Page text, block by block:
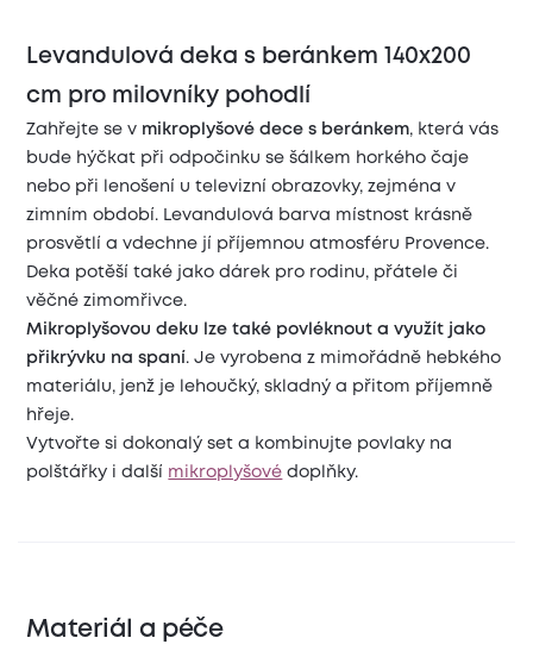
Levandulová deka s beránkem 140x200
cm pro milovníky pohodlí
Zahřejte se v mikroplyšové dece s beránkem, která vás
bude hýčkat při odpočinku se šálkem horkého čaje
nebo při lenošení u televizní obrazovky, zejména v
zimním období. Levandulová barva místnost krásně
prosvětlí a vdechne jí příjemnou atmosféru Provence.
Deka potěší také jako dárek pro rodinu, přátele či
věčné zimomřivce.
Mikroplyšovou deku lze také povléknout a využít jako
přikrývku na spaní. Je vyrobena z mimořádně hebkého
materiálu, jenž je lehoučký, skladný a přitom příjemně
hřeje.
Vytvořte si dokonalý set a kombinujte povlaky na
polštářky i další mikroplyšové doplňky.
Materiál a péče